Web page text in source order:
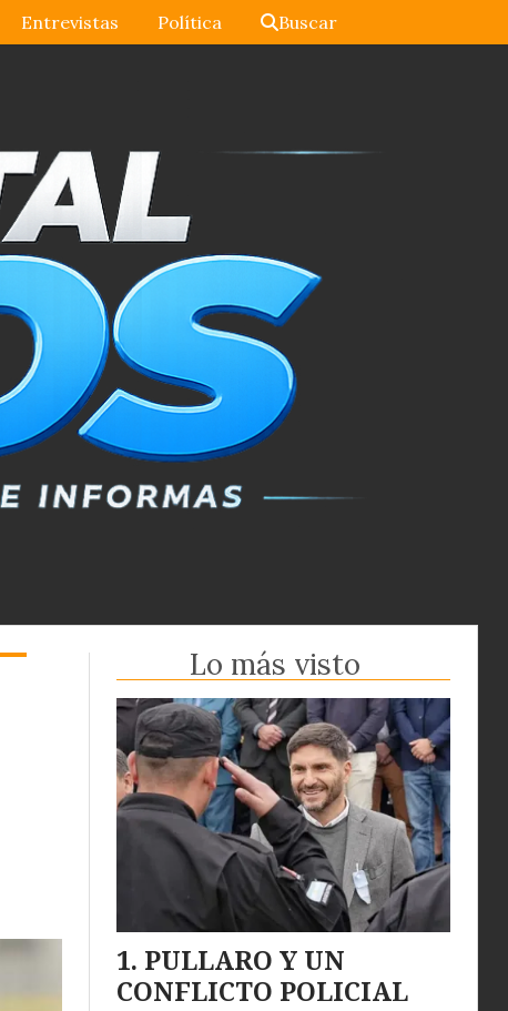
Entrevistas Política Buscar
Lo más visto
PULLARO Y UN
CONFLICTO POLICIAL